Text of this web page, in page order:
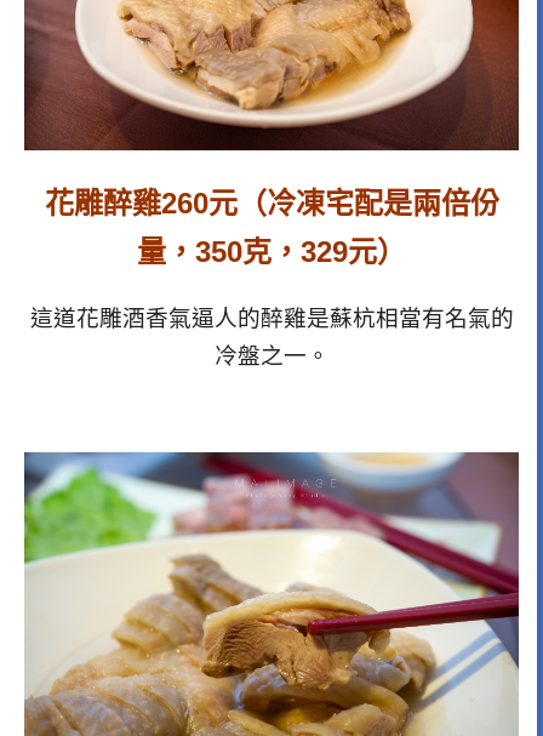
花雕醉雞260元（冷凍宅配是兩倍份
量，350克，329元）
這道花雕酒香氣逼人的醉雞是蘇杭相當有名氣的
冷盤之一。